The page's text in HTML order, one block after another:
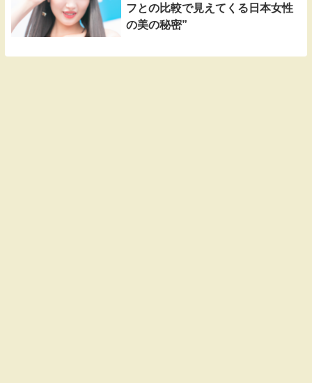
フとの比較で見えてくる日本女性
の美の秘密”